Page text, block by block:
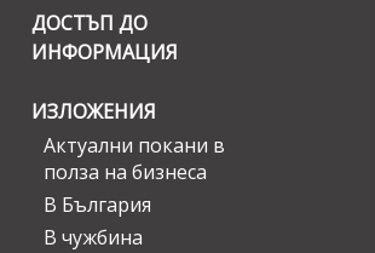
ДОСТЪП ДО
ИНФОРМАЦИЯ
ИЗЛОЖЕНИЯ
Актуални покани в
полза на бизнеса
В България
В чужбина